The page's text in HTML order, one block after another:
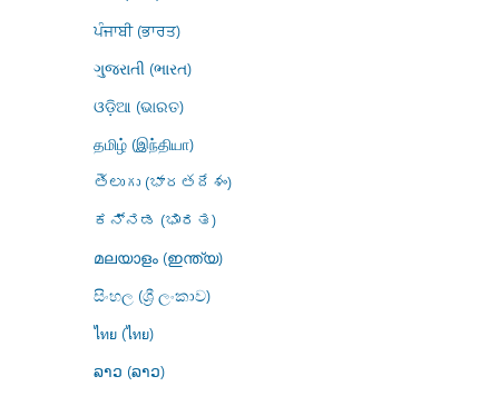
ਪੰਜਾਬੀ (ਭਾਰਤ)
ગુજરાતી (ભારત)
ଓଡ଼ିଆ (ଭାରତ)
தமிழ் (இந்தியா)
తెలుగు (భారతదేశం)
ಕನ್ನಡ (ಭಾರತ)
മലയാളം (ഇന്ത്യ)
සිංහල (ශ්‍රී ලංකාව)
ไทย (ไทย)
ລາວ (ລາວ)